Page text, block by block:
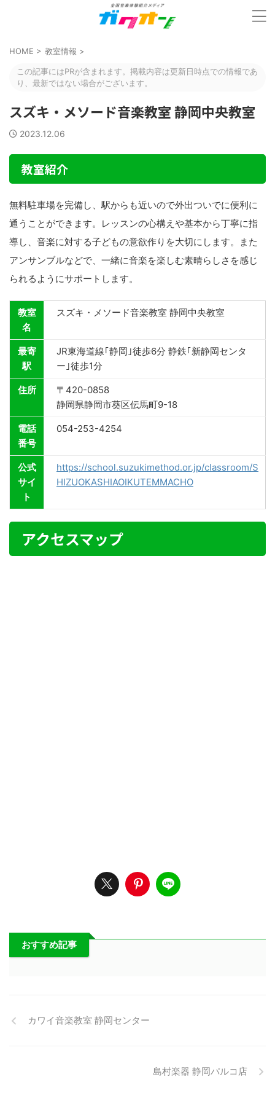
HOME > 教室情報 >
この記事にはPRが含まれます。掲載内容は更新日時点での情報であ
り、最新ではない場合がございます。
スズキ・メソード音楽教室 静岡中央教室
2023.12.06
教室紹介
無料駐車場を完備し、駅からも近いので外出ついでに便利に
通うことができます。レッスンの心構えや基本から丁寧に指
導し、音楽に対する子どもの意欲作りを大切にします。また
アンサンブルなどで、一緒に音楽を楽しむ素晴らしさを感じ
られるようにサポートします。
教室
名
スズキ・メソード音楽教室 静岡中央教室
最寄
駅
JR東海道線｢静岡｣徒歩6分 静鉄｢新静岡センタ
ー｣徒歩1分
住所
〒420-0858
静岡県静岡市葵区伝馬町9-18
電話
番号
054-253-4254
公式
サイ
ト
https://school.suzukimethod.or.jp/classroom/S
HIZUOKASHIAOIKUTEMMACHO
アクセスマップ
おすすめ記事
カワイ音楽教室 静岡センター
島村楽器 静岡パルコ店